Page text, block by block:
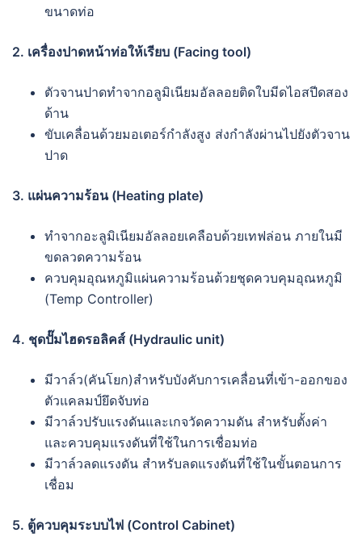
ขนาดท่อ
2. เครื่องปาดหน้าท่อให้เรียบ (Facing tool)
ตัวจานปาดทำจากอลูมิเนียมอัลลอยติดใบมีดไอสปีดสอง
ด้าน
ขับเคลื่อนด้วยมอเตอร์กำลังสูง ส่งกำลังผ่านไปยังตัวจาน
ปาด
3. แผ่นความร้อน (Heating plate)
ทำจากอะลูมิเนียมอัลลอยเคลือบด้วยเทฟล่อน ภายในมี
ขดลวดความร้อน
ควบคุมอุณหภูมิแผ่นความร้อนด้วยชุดควบคุมอุณหภูมิ
(Temp Controller)
4. ชุดปั๊มไฮดรอลิคส์ (Hydraulic unit)
มีวาล์ว(คันโยก)สำหรับบังคับการเคลื่อนที่เข้า-ออกของ
ตัวแคลมป์ยึดจับท่อ
มีวาล์วปรับแรงดันและเกจวัดความดัน สำหรับตั้งค่า
และควบคุมแรงดันที่ใช้ในการเชื่อมท่อ
มีวาล์วลดแรงดัน สำหรับลดแรงดันที่ใช้ในขั้นตอนการ
เชื่อม
5. ตู้ควบคุมระบบไฟ (Control Cabinet)